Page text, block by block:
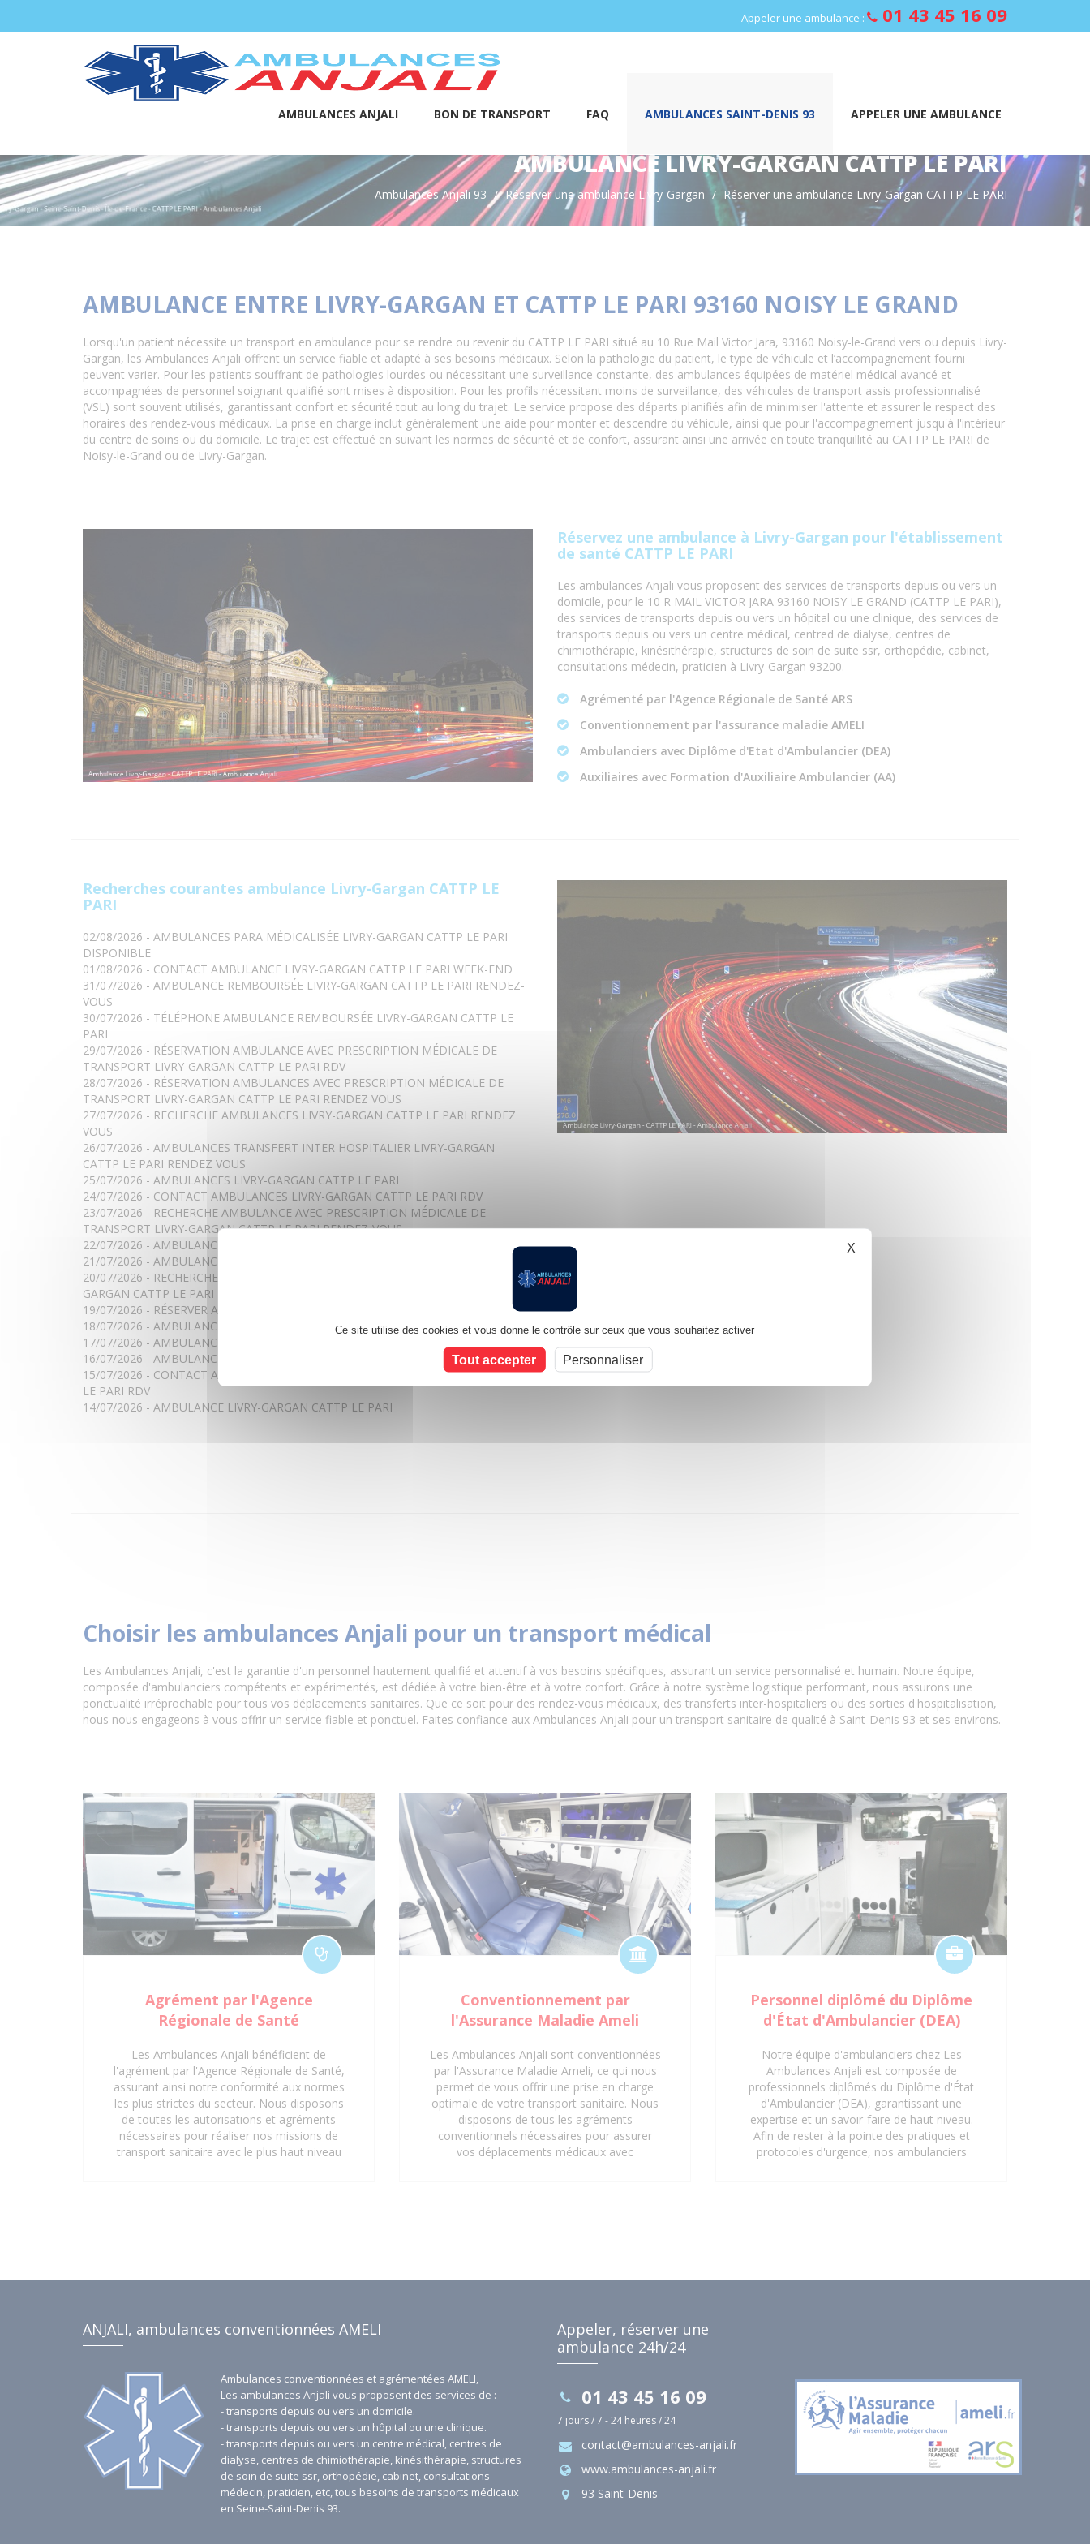
Appeler une ambulance : 01 43 45 16 09
AMBULANCES ANJALI BON DE TRANSPORT FAQ AMBULANCES SAINT-DENIS 93 APPELER UNE AMBULANCE
AMBULANCE LIVRY-GARGAN CATTP LE PARI
Ambulances Anjali 93 Réserver une ambulance Livry-Gargan Réserver une ambulance Livry-Gargan CATTP LE PARI
AMBULANCE ENTRE LIVRY-GARGAN ET CATTP LE PARI 93160 NOISY LE GRAND
Lorsqu'un patient nécessite un transport en ambulance pour se rendre ou revenir du CATTP LE PARI situé au 10 Rue Mail Victor Jara, 93160 Noisy-le-Grand vers ou depuis Livry-
Gargan, les Ambulances Anjali offrent un service fiable et adapté à ses besoins médicaux. Selon la pathologie du patient, le type de véhicule et l’accompagnement fourni
peuvent varier. Pour les patients souffrant de pathologies lourdes ou nécessitant une surveillance constante, des ambulances équipées de matériel médical avancé et
accompagnées de personnel soignant qualifié sont mises à disposition. Pour les profils nécessitant moins de surveillance, des véhicules de transport assis professionnalisé
(VSL) sont souvent utilisés, garantissant confort et sécurité tout au long du trajet. Le service propose des départs planifiés afin de minimiser l'attente et assurer le respect des
horaires des rendez-vous médicaux. La prise en charge inclut généralement une aide pour monter et descendre du véhicule, ainsi que pour l'accompagnement jusqu'à l'intérieur
du centre de soins ou du domicile. Le trajet est effectué en suivant les normes de sécurité et de confort, assurant ainsi une arrivée en toute tranquillité au CATTP LE PARI de
Noisy-le-Grand ou de Livry-Gargan.
Réservez une ambulance à Livry-Gargan pour l'établissement
de santé CATTP LE PARI
Les ambulances Anjali vous proposent des services de transports depuis ou vers un
domicile, pour le 10 R MAIL VICTOR JARA 93160 NOISY LE GRAND (CATTP LE PARI),
des services de transports depuis ou vers un hôpital ou une clinique, des services de
transports depuis ou vers un centre médical, centred de dialyse, centres de
chimiothérapie, kinésithérapie, structures de soin de suite ssr, orthopédie, cabinet,
consultations médecin, praticien à Livry-Gargan 93200.
Agrémenté par l'Agence Régionale de Santé ARS
Conventionnement par l'assurance maladie AMELI
Ambulanciers avec Diplôme d'Etat d'Ambulancier (DEA)
Auxiliaires avec Formation d'Auxiliaire Ambulancier (AA)
Recherches courantes ambulance Livry-Gargan CATTP LE
PARI
02/08/2026 - AMBULANCES PARA MÉDICALISÉE LIVRY-GARGAN CATTP LE PARI
DISPONIBLE
01/08/2026 - CONTACT AMBULANCE LIVRY-GARGAN CATTP LE PARI WEEK-END
31/07/2026 - AMBULANCE REMBOURSÉE LIVRY-GARGAN CATTP LE PARI RENDEZ-
VOUS
30/07/2026 - TÉLÉPHONE AMBULANCE REMBOURSÉE LIVRY-GARGAN CATTP LE
PARI
29/07/2026 - RÉSERVATION AMBULANCE AVEC PRESCRIPTION MÉDICALE DE
TRANSPORT LIVRY-GARGAN CATTP LE PARI RDV
28/07/2026 - RÉSERVATION AMBULANCES AVEC PRESCRIPTION MÉDICALE DE
TRANSPORT LIVRY-GARGAN CATTP LE PARI RENDEZ VOUS
27/07/2026 - RECHERCHE AMBULANCES LIVRY-GARGAN CATTP LE PARI RENDEZ
VOUS
26/07/2026 - AMBULANCES TRANSFERT INTER HOSPITALIER LIVRY-GARGAN
CATTP LE PARI RENDEZ VOUS
25/07/2026 - AMBULANCES LIVRY-GARGAN CATTP LE PARI
24/07/2026 - CONTACT AMBULANCES LIVRY-GARGAN CATTP LE PARI RDV
23/07/2026 - RECHERCHE AMBULANCE AVEC PRESCRIPTION MÉDICALE DE
TRANSPORT LIVRY-GARGAN CATTP LE PARI RENDEZ-VOUS
22/07/2026 - AMBULANCES LIVRY-GARGAN CATTP LE PARI RENDEZ-VOUS
21/07/2026 - AMBULANCE LIVRY-GARGAN CATTP LE PARI DISPONIBLE
20/07/2026 - RECHERCHE AMBULANCES TRANSFERT INTER HOSPITALIER LIVRY-
GARGAN CATTP LE PARI
19/07/2026 - RÉSERVER AMBULANCES LIVRY-GARGAN CATTP LE PARI RDV
18/07/2026 - AMBULANCE PÉDIATRIQUE LIVRY-GARGAN CATTP LE PARI
17/07/2026 - AMBULANCE LIVRY-GARGAN CATTP LE PARI DISPONIBLE
16/07/2026 - AMBULANCE PARA MÉDICALISÉE LIVRY-GARGAN CATTP LE PARI
15/07/2026 - CONTACT AMBULANCE PMT DE TRANSPORT LIVRY-GARGAN CATTP
LE PARI RDV
14/07/2026 - AMBULANCE LIVRY-GARGAN CATTP LE PARI
Choisir les ambulances Anjali pour un transport médical
Les Ambulances Anjali, c'est la garantie d'un personnel hautement qualifié et attentif à vos besoins spécifiques, assurant un service personnalisé et humain. Notre équipe,
composée d'ambulanciers compétents et expérimentés, est dédiée à votre bien-être et à votre confort. Grâce à notre système logistique performant, nous assurons une
ponctualité irréprochable pour tous vos déplacements sanitaires. Que ce soit pour des rendez-vous médicaux, des transferts inter-hospitaliers ou des sorties d'hospitalisation,
nous nous engageons à vous offrir un service fiable et ponctuel. Faites confiance aux Ambulances Anjali pour un transport sanitaire de qualité à Saint-Denis 93 et ses environs.
Agrément par l'Agence
Régionale de Santé
Les Ambulances Anjali bénéficient de
l'agrément par l'Agence Régionale de Santé,
assurant ainsi notre conformité aux normes
les plus strictes du secteur. Nous disposons
de toutes les autorisations et agréments
nécessaires pour réaliser nos missions de
transport sanitaire avec le plus haut niveau
agréments pour un service de transport
Conventionnement par
l'Assurance Maladie Ameli
Les Ambulances Anjali sont conventionnées
par l'Assurance Maladie Ameli, ce qui nous
permet de vous offrir une prise en charge
optimale de votre transport sanitaire. Nous
disposons de tous les agréments
conventionnels nécessaires pour assurer
vos déplacements médicaux avec
transport sanitaire conventionné et de
Personnel diplômé du Diplôme
d'État d'Ambulancier (DEA)
Notre équipe d'ambulanciers chez Les
Ambulances Anjali est composée de
professionnels diplômés du Diplôme d'État
d'Ambulancier (DEA), garantissant une
expertise et un savoir-faire de haut niveau.
Afin de rester à la pointe des pratiques et
protocoles d'urgence, nos ambulanciers
confiance à notre personnel qualifié pour
ANJALI, ambulances conventionnées AMELI
Ambulances conventionnées et agrémentées AMELI,
Les ambulances Anjali vous proposent des services de :
- transports depuis ou vers un domicile.
- transports depuis ou vers un hôpital ou une clinique.
- transports depuis ou vers un centre médical, centres de
dialyse, centres de chimiothérapie, kinésithérapie, structures
de soin de suite ssr, orthopédie, cabinet, consultations
médecin, praticien, etc, tous besoins de transports médicaux
en Seine-Saint-Denis 93.
Appeler, réserver une
ambulance 24h/24
01 43 45 16 09
7 jours / 7 - 24 heures / 24
contact@ambulances-anjali.fr
www.ambulances-anjali.fr
93 Saint-Denis
Ce site utilise des cookies et vous donne le contrôle sur ceux que vous souhaitez activer
Tout accepter Personnaliser
X